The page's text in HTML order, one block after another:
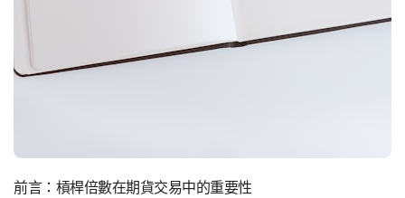
前言：槓桿倍數在期貨交易中的重要性